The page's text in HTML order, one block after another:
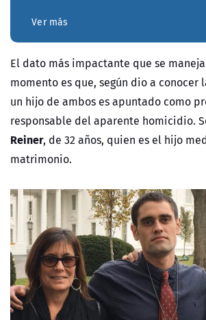
Ver más
El dato más impactante que se
momento es que, según dio a conocer
un hijo de ambos es apuntado como
responsable del aparente homicidio.
Reiner, de 32 años, quien es el hijo
matrimonio.